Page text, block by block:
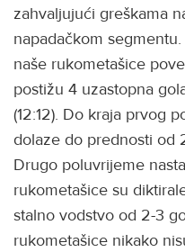
zahvaljujući greškama
napadačkom
naše rukometašice
postižu 4 uzastopna
(12:12). Do kraja prvog
dolaze do prednosti od
Drugo poluvrijeme
rukometašice su
stalno vodstvo od 2-3
rukometašice nikako